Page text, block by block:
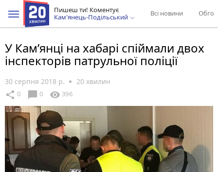
Пишеш ти! Коментує
Кам'янець-Подільський
Всі новини
У Кам’янці на хабарі спіймали двох
інспекторів патрульної поліції
30 серпня 2018 р. 20 хвилин
share 0 chat_bubble 0 visibility 396